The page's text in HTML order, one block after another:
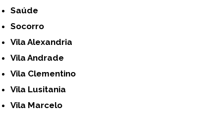
Saúde
Socorro
Vila Alexandria
Vila Andrade
Vila Clementino
Vila Lusitania
Vila Marcelo